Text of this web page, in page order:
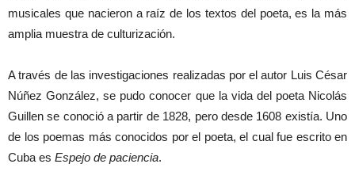
musicales que nacieron a raíz de los textos del poeta, es la más
amplia muestra de culturización.
A través de las investigaciones realizadas por el autor Luis César
Núñez González, se pudo conocer que la vida del poeta Nicolás
Guillen se conoció a partir de 1828, pero desde 1608 existía. Uno
de los poemas más conocidos por el poeta, el cual fue escrito en
Cuba es Espejo de paciencia.